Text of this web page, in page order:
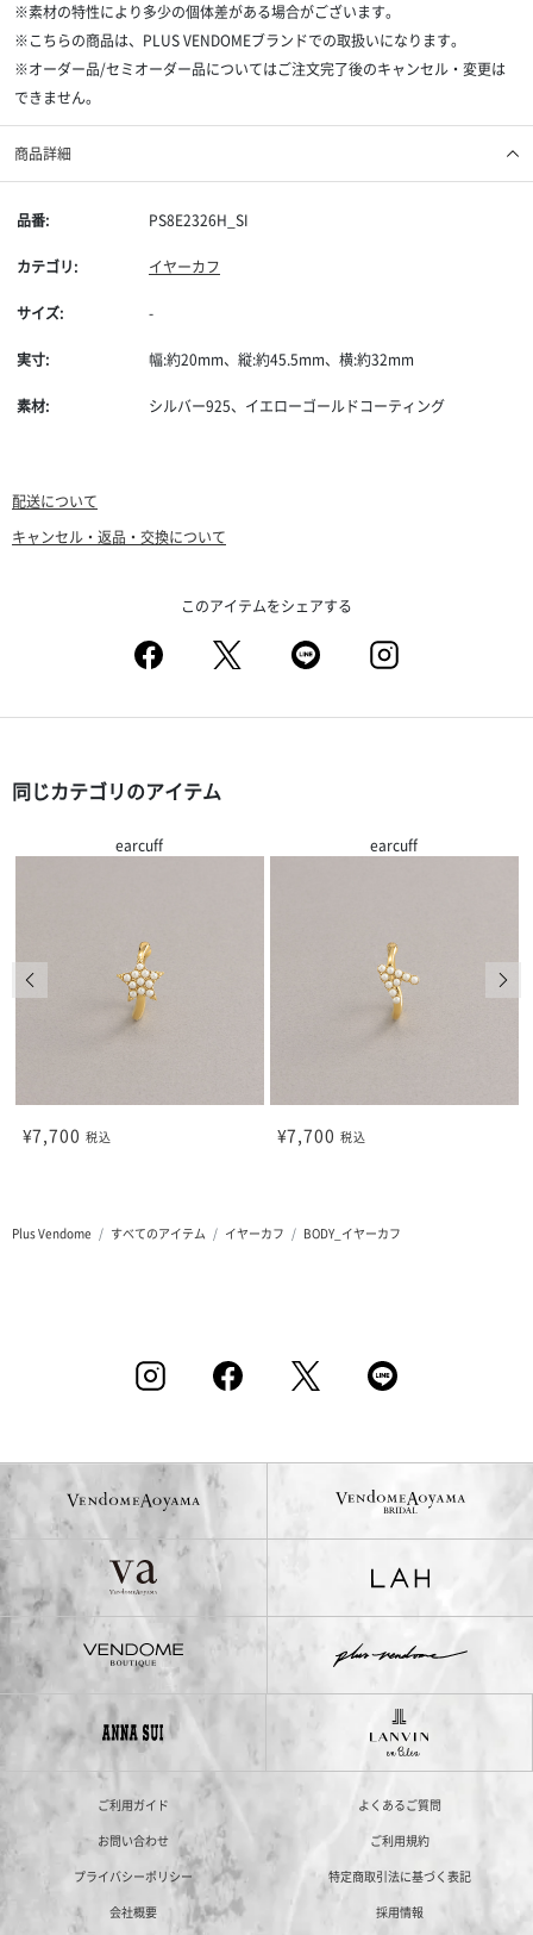
※素材の特性により多少の個体差がある場合がございます。
※こちらの商品は、PLUS VENDOMEブランドでの取扱いになります。
※オーダー品/セミオーダー品についてはご注文完了後のキャンセル・変更は
できません。
商品詳細
品番: PS8E2326H_SI
カテゴリ: イヤーカフ
サイズ: -
実寸: 幅:約20mm、縦:約45.5mm、横:約32mm
素材: シルバー925、イエローゴールドコーティング
配送について
キャンセル・返品・交換について
このアイテムをシェアする
同じカテゴリのアイテム
earcuff
¥7,700税込
earcuff
¥7,700税込
前の画像 次
Plus Vendome すべてのアイテム イヤーカフ BODY_イヤーカフ
ご利用ガイド
よくあるご質問
お問い合わせ
ご利用規約
プライバシーポリシー
特定商取引法に基づく表記
会社概要
採用情報